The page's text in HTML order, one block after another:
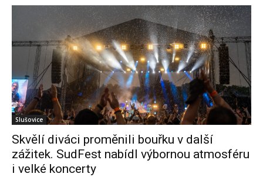
Slušovice
Skvělí diváci proměnili bouřku v další
zážitek. SudFest nabídl výbornou atmosféru
i velké koncerty